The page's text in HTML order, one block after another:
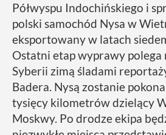
Półwyspu Indochińskiego i
polski samochód Nysa w
eksportowany w latach
Ostatni etap wyprawy polega
Syberii zimą śladami
Badera. Nysą zostanie
tysięcy kilometrów dzielący
Moskwy. Po drodze ekipa